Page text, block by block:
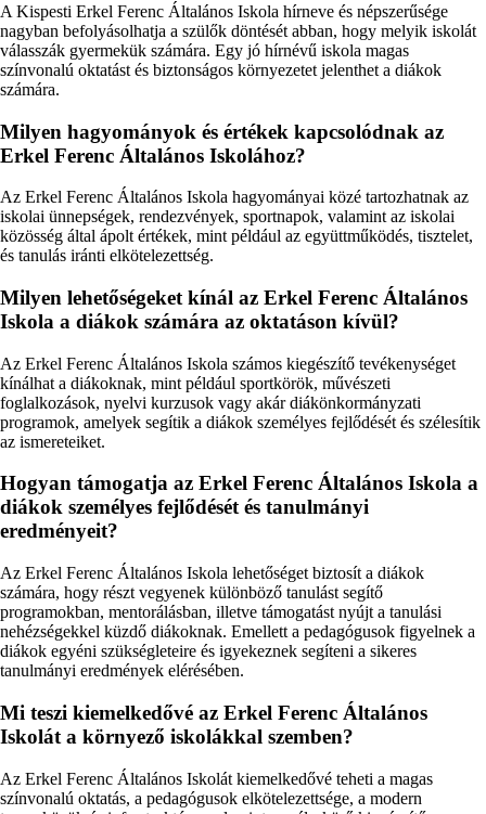
A Kispesti Erkel Ferenc Általános Iskola hírneve és népszerűsége
nagyban befolyásolhatja a szülők döntését abban, hogy melyik iskolát
válasszák gyermekük számára. Egy jó hírnévű iskola magas
színvonalú oktatást és biztonságos környezetet jelenthet a diákok
számára.
Milyen hagyományok és értékek kapcsolódnak az
Erkel Ferenc Általános Iskolához?
Az Erkel Ferenc Általános Iskola hagyományai közé tartozhatnak az
iskolai ünnepségek, rendezvények, sportnapok, valamint az iskolai
közösség által ápolt értékek, mint például az együttműködés, tisztelet,
és tanulás iránti elkötelezettség.
Milyen lehetőségeket kínál az Erkel Ferenc Általános
Iskola a diákok számára az oktatáson kívül?
Az Erkel Ferenc Általános Iskola számos kiegészítő tevékenységet
kínálhat a diákoknak, mint például sportkörök, művészeti
foglalkozások, nyelvi kurzusok vagy akár diákönkormányzati
programok, amelyek segítik a diákok személyes fejlődését és szélesítik
az ismereteiket.
Hogyan támogatja az Erkel Ferenc Általános Iskola a
diákok személyes fejlődését és tanulmányi
eredményeit?
Az Erkel Ferenc Általános Iskola lehetőséget biztosít a diákok
számára, hogy részt vegyenek különböző tanulást segítő
programokban, mentorálásban, illetve támogatást nyújt a tanulási
nehézségekkel küzdő diákoknak. Emellett a pedagógusok figyelnek a
diákok egyéni szükségleteire és igyekeznek segíteni a sikeres
tanulmányi eredmények elérésében.
Mi teszi kiemelkedővé az Erkel Ferenc Általános
Iskolát a környező iskolákkal szemben?
Az Erkel Ferenc Általános Iskolát kiemelkedővé teheti a magas
színvonalú oktatás, a pedagógusok elkötelezettsége, a modern